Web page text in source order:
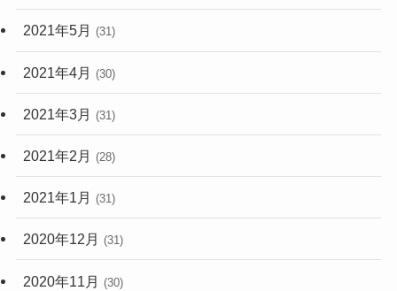
2021年5月 (31)
2021年4月 (30)
2021年3月 (31)
2021年2月 (28)
2021年1月 (31)
2020年12月 (31)
2020年11月 (30)